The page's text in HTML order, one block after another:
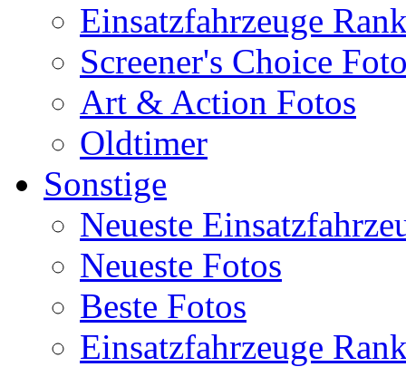
Einsatzfahrzeuge
Screener's Choice
Art & Action Fotos
Oldtimer
Sonstige
Neueste
Neueste Fotos
Beste Fotos
Einsatzfahrzeuge